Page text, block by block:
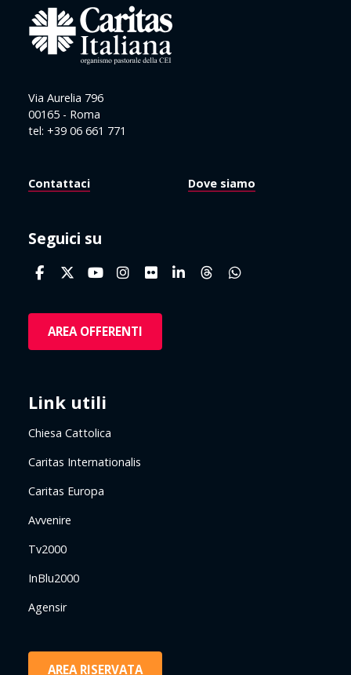
Via Aurelia 796
00165 - Roma
tel: +39 06 661 771
Contattaci Dove siamo
Seguici su
AREA OFFERENTI
Link utili
Chiesa Cattolica
Caritas Internationalis
Caritas Europa
Avvenire
Tv2000
InBlu2000
Agensir
AREA RISERVATA